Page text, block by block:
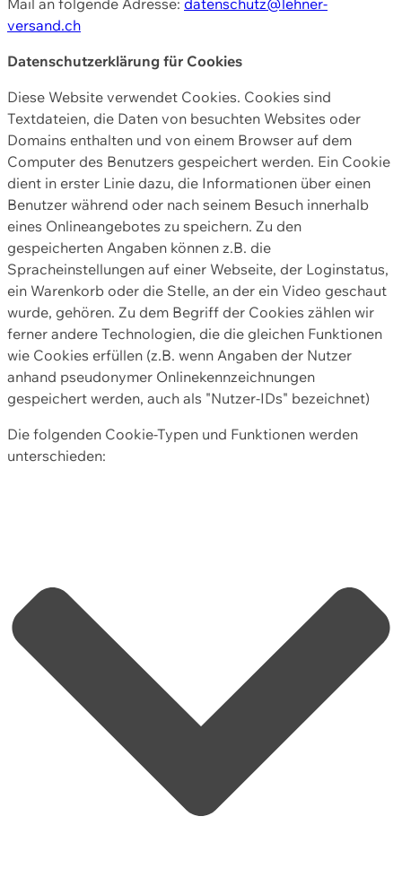
versand.ch
Datenschutzerklärung für Cookies
Diese Website verwendet Cookies. Cookies sind
Textdateien, die Daten von besuchten Websites oder
Domains enthalten und von einem Browser auf dem
Computer des Benutzers gespeichert werden. Ein Cookie
dient in erster Linie dazu, die Informationen über einen
Benutzer während oder nach seinem Besuch innerhalb
eines Onlineangebotes zu speichern. Zu den
gespeicherten Angaben können z.B. die
Spracheinstellungen auf einer Webseite, der Loginstatus,
ein Warenkorb oder die Stelle, an der ein Video geschaut
wurde, gehören. Zu dem Begriff der Cookies zählen wir
ferner andere Technologien, die die gleichen Funktionen
wie Cookies erfüllen (z.B. wenn Angaben der Nutzer
anhand pseudonymer Onlinekennzeichnungen
gespeichert werden, auch als "Nutzer-IDs" bezeichnet)
Die folgenden Cookie-Typen und Funktionen werden
unterschieden: